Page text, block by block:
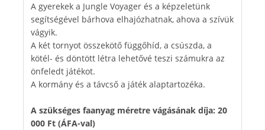
A gyerekek a Jungle Voyager és a képzeletünk
segítségével bárhova elhajózhatnak, ahova a szívük
vágyik.
A két tornyot összekötő függőhíd, a csúszda, a
kötél- és döntött létra lehetővé teszi számukra az
önfeledt játékot.
A kormány és a távcső a játék alaptartozéka.
A szükséges faanyag méretre vágásának díja: 20
000 Ft (ÁFA-val)